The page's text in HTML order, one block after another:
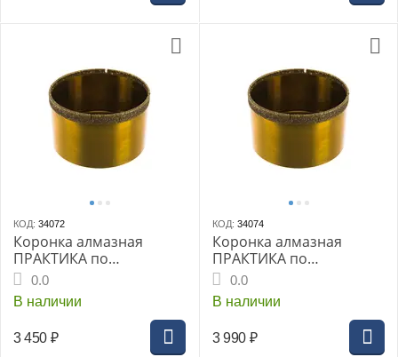
КОД: 34072
Коронка алмазная
ПРАКТИКА по
керамограниту d=65мм
(блистер) (035-127)
Эксперт
0.0
В наличии
3 450 ₽
КОД: 34074
Коронка алмазная
ПРАКТИКА по
керамограниту d=75мм
(блистер) (776-195)
Эксперт
0.0
В наличии
3 990 ₽